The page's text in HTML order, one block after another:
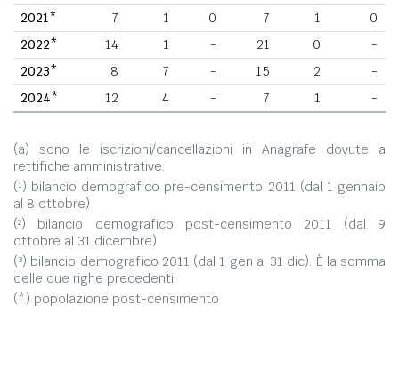
2021*
7 1 0 7 1
0
2022*
14 1 - 21 0
-
2023*
8 7 - 15 2
-
2024*
12 4 - 7 1 -
(a) sono le iscrizioni/cancellazioni in Anagrafe dovute a
rettifiche amministrative.
(¹) bilancio demografico pre-censimento 2011 (dal 1 gennaio
al 8 ottobre)
(²) bilancio demografico post-censimento 2011 (dal 9
ottobre al 31 dicembre)
(³) bilancio demografico 2011 (dal 1 gen al 31 dic). È la somma
delle due righe precedenti.
(*) popolazione post-censimento